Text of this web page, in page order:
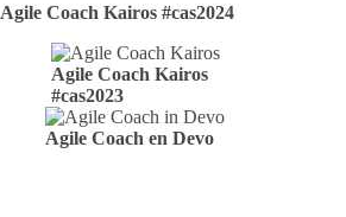
Agile Coach Kairos #cas2024
Agile Coach Kairos
#cas2023
Agile Coach en Devo